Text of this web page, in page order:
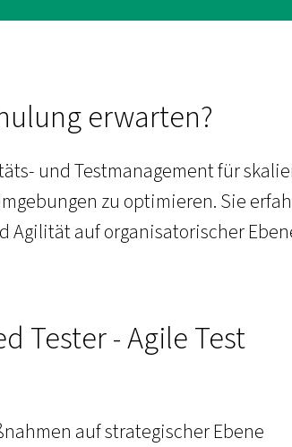
erwarten?
und Testmanagement für
zu optimieren. Sie
auf organisatorischer
Tester - Agile Test
auf strategischer Ebene